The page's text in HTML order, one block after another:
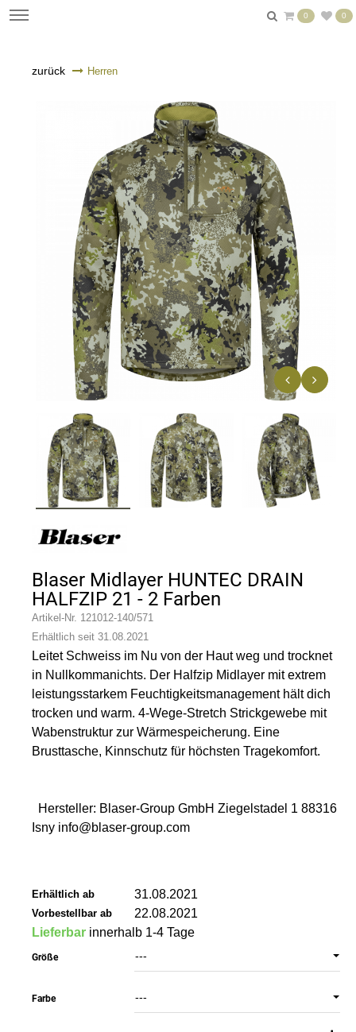
0 0
zurück Herren
Blaser Midlayer HUNTEC DRAIN
HALFZIP 21 - 2 Farben
Artikel-Nr. 121012-140/571
Erhältlich seit 31.08.2021
Leitet Schweiss im Nu von der Haut weg und trocknet
in Nullkommanichts. Der Halfzip Midlayer mit extrem
leistungsstarkem Feuchtigkeitsmanagement hält dich
trocken und warm. 4-Wege-Stretch Strickgewebe mit
Wabenstruktur zur Wärmespeicherung. Eine
Brusttasche, Kinnschutz für höchsten Tragekomfort.
Hersteller: Blaser-Group GmbH Ziegelstadel 1 88316
Isny info@blaser-group.com
Erhältlich ab 31.08.2021
Vorbestellbar ab
22.08.2021
Lieferbar innerhalb 1-4 Tage
Größe ---
Farbe ---